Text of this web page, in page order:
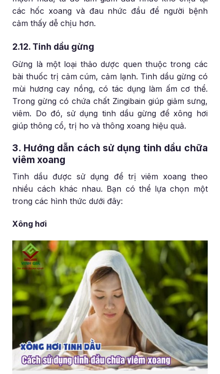
các hốc xoang và đau nhức đầu để người bệnh
cảm thấy dễ chịu hơn.
2.12. Tinh dầu gừng
Gừng là một loại thảo dược quen thuộc trong các
bài thuốc trị cảm cúm, cảm lạnh. Tinh dầu gừng có
mùi hương cay nồng, có tác dụng làm ấm cơ thể.
Trong gừng có chứa chất Zingibain giúp giảm sưng,
viêm. Do đó, sử dụng tinh dầu gừng để xông hơi
giúp thông cổ, trị ho và thông xoang hiệu quả.
3. Hướng dẫn cách sử dụng tinh dầu chữa
viêm xoang
Tinh dầu được sử dụng để trị viêm xoang theo
nhiều cách khác nhau. Bạn có thể lựa chọn một
trong các hình thức dưới đây:
Xông hơi